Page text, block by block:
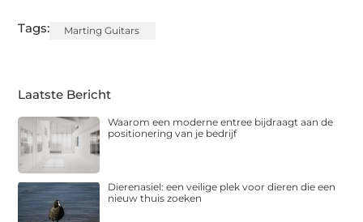
Tags: Marting Guitars
Laatste Bericht
Waarom een moderne entree bijdraagt aan de
positionering van je bedrijf
Dierenasiel: een veilige plek voor dieren die een
nieuw thuis zoeken